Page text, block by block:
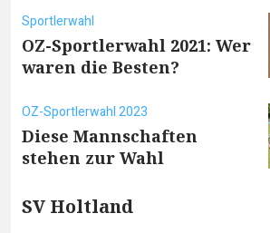
Sportlerwahl
OZ-Sportlerwahl 2021: Wer
waren die Besten?
OZ-Sportlerwahl 2023
Diese Mannschaften
stehen zur Wahl
SV Holtland